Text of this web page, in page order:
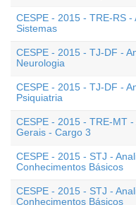
CESPE - 2015 - TRE-RS
Sistemas
CESPE - 2015 - TJ-DF -
Neurologia
CESPE - 2015 - TJ-DF -
Psiquiatria
CESPE - 2015 - TRE-MT
Gerais - Cargo 3
CESPE - 2015 - STJ -
Conhecimentos Básicos
CESPE - 2015 - STJ -
Conhecimentos Básicos